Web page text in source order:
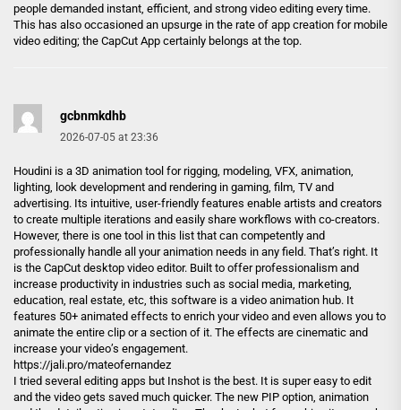
people demanded instant, efficient, and strong video editing every time.
This has also occasioned an upsurge in the rate of app creation for mobile
video editing; the CapCut App certainly belongs at the top.
gcbnmkdhb
2026-07-05 at 23:36
Houdini is a 3D animation tool for rigging, modeling, VFX, animation,
lighting, look development and rendering in gaming, film, TV and
advertising. Its intuitive, user-friendly features enable artists and creators
to create multiple iterations and easily share workflows with co-creators.
However, there is one tool in this list that can competently and
professionally handle all your animation needs in any field. That’s right. It
is the CapCut desktop video editor. Built to offer professionalism and
increase productivity in industries such as social media, marketing,
education, real estate, etc, this software is a video animation hub. It
features 50+ animated effects to enrich your video and even allows you to
animate the entire clip or a section of it. The effects are cinematic and
increase your video’s engagement.
https://jali.pro/mateofernandez
I tried several editing apps but Inshot is the best. It is super easy to edit
and the video gets saved much quicker. The new PIP option, animation